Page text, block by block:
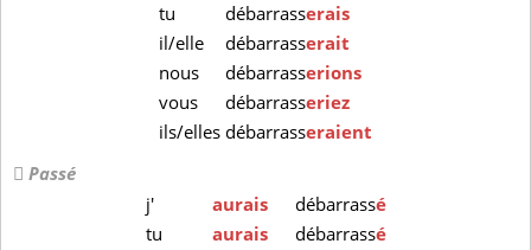
tu
débarrasserais
il/elle
débarrasserait
nous
débarrasserions
vous
débarrasseriez
ils/ellesdébarrasseraient
Passé
j'
aurais débarrassé
tu
aurais débarrassé